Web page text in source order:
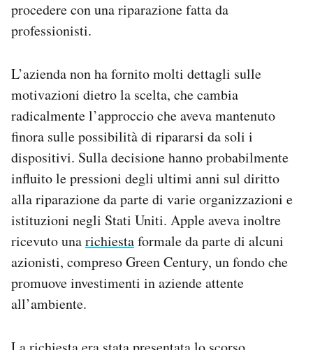
procedere con una riparazione fatta da
professionisti.
L’azienda non ha fornito molti dettagli sulle
motivazioni dietro la scelta, che cambia
radicalmente l’approccio che aveva mantenuto
finora sulle possibilità di ripararsi da soli i
dispositivi. Sulla decisione hanno probabilmente
influito le pressioni degli ultimi anni sul diritto
alla riparazione da parte di varie organizzazioni e
istituzioni negli Stati Uniti. Apple aveva inoltre
ricevuto unarichiestaformale da parte di alcuni
azionisti, compreso Green Century, un fondo che
promuove investimenti in aziende attente
all’ambiente.